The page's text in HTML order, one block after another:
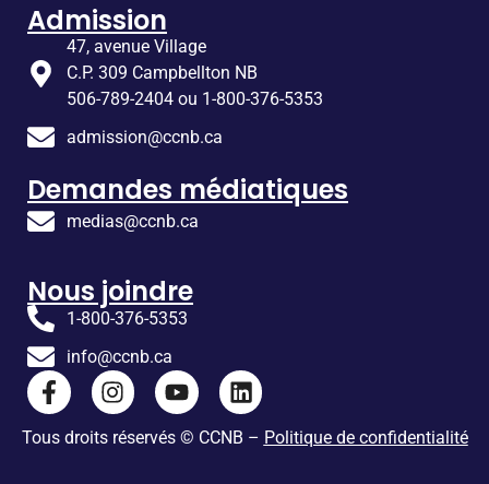
Admission
47, avenue Village
C.P. 309 Campbellton NB
506-789-2404 ou 1-800-376-5353
admission@ccnb.ca
Demandes médiatiques
medias@ccnb.ca
Nous joindre
1-800-376-5353
info@ccnb.ca
Tous droits réservés © CCNB – Politique de confidentialité